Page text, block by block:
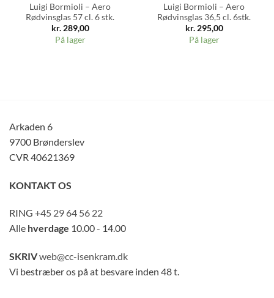
Luigi Bormioli – Aero
Rødvinsglas 57 cl. 6 stk.
kr.289,00
På lager
Luigi Bormioli – Aero
Rødvinsglas 36,5 cl. 6stk.
kr.295,00
På lager
Arkaden 6
9700 Brønderslev
CVR 40621369
KONTAKT OS
RING +45 29 64 56 22
Alle hverdage 10.00 - 14.00
SKRIVweb@cc-isenkram.dk
Vi bestræber os på at besvare inden 48 t.